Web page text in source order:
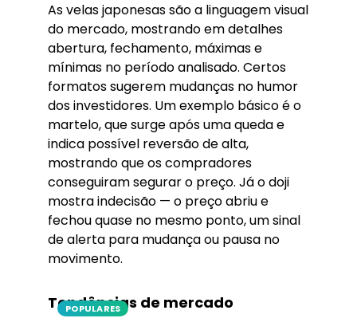
As velas japonesas são a linguagem visual
do mercado, mostrando em detalhes
abertura, fechamento, máximas e
mínimas no período analisado. Certos
formatos sugerem mudanças no humor
dos investidores. Um exemplo básico é o
martelo, que surge após uma queda e
indica possível reversão de alta,
mostrando que os compradores
conseguiram segurar o preço. Já o doji
mostra indecisão — o preço abriu e
fechou quase no mesmo ponto, um sinal
de alerta para mudança ou pausa no
movimento.
POPULARES
Tendências de mercado